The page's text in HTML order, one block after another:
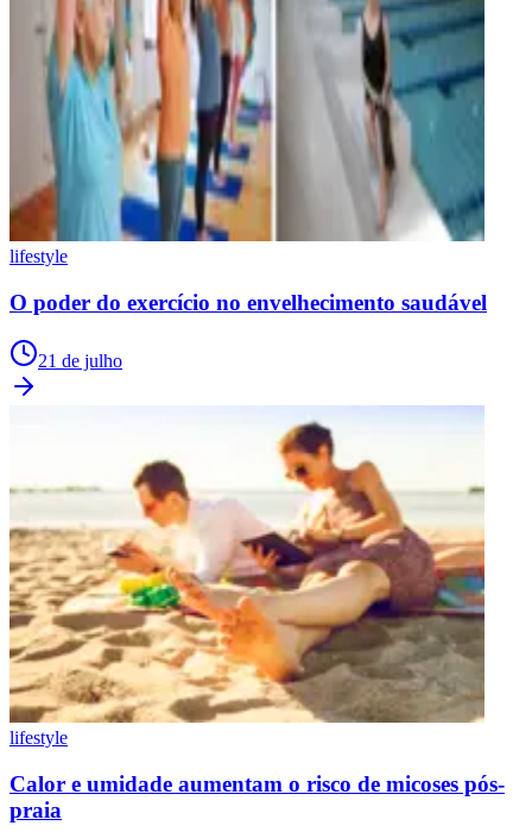
lifestyle
O poder do exercício no envelhecimento saudável
21 de julho
lifestyle
Calor e umidade aumentam o risco de micoses pós-
praia